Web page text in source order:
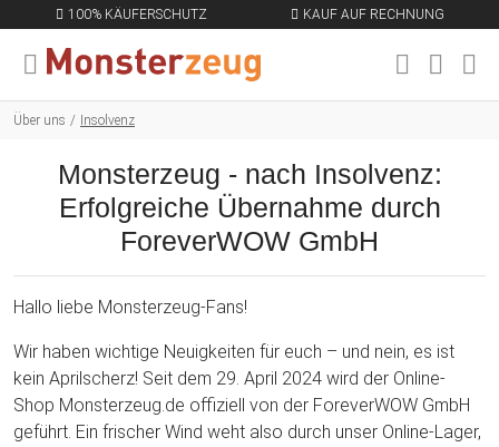
100% KÄUFERSCHUTZ KAUF AUF RECHNUNG
MENÜ SCHLIESSEN
Über uns Insolvenz
Monsterzeug - nach Insolvenz:
Erfolgreiche Übernahme durch
ForeverWOW GmbH
Hallo liebe Monsterzeug-Fans!
Wir haben wichtige Neuigkeiten für euch – und nein, es ist
kein Aprilscherz! Seit dem 29. April 2024 wird der Online-
Shop Monsterzeug.de offiziell von der ForeverWOW GmbH
geführt. Ein frischer Wind weht also durch unser Online-Lager,